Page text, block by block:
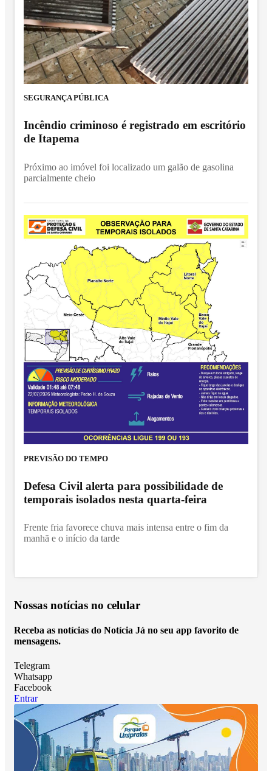
SEGURANÇA PÚBLICA
Incêndio criminoso é registrado em escritório
de Itapema
Próximo ao imóvel foi localizado um galão de gasolina
parcialmente cheio
PREVISÃO DO TEMPO
Defesa Civil alerta para possibilidade de
temporais isolados nesta quarta-feira
Frente fria favorece chuva mais intensa entre o fim da
manhã e o início da tarde
Nossas notícias no celular
Receba as notícias do Notícia Já no seu app favorito de
mensagens.
Telegram
Whatsapp
Facebook
Entrar